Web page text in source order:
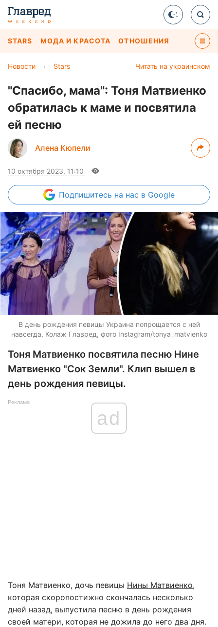
STARS МОДА И КРАСОТА ОТНОШЕНИЯ
Читать на украинском
Новости › Stars
"Спасибо, мама": Тоня Матвиенко
обратилась к маме и посвятила
ей песню
Алена Кюпели
10 октября 2023, 11:10
Подпишитесь на нас в Google
В день рождения певицы Украина попрощается с ней
навсегда, Колаж Главред, фото Instagram/tonya_matvienko
Тоня Матвиенко посвятила песню Нине
Матвиенко "Сок Земли". Клип вышел в
день рождения певицы.
Реклама
ad
Тоня Матвиенко, дочь певицы Нины Матвиенко,
которая скоропостижно скончалась несколько
дней назад, выпустила песню в день рождения
своей матери, которая не дожила до него два дня.